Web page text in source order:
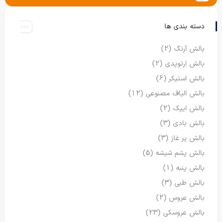
دسته بندی ها
بالش آرنگ (2)
بالش ارتوپدی (2)
بالش استیکر(6)
بالش الیاف مصنوعی (12)
بالش ایپک (2)
بالش بادی (3)
بالش پر غاز (3)
بالش پشم شیشه (5)
بالش پنبه (1)
بالش طبی (3)
بالش عروس (2)
بالش عروسکی (23)